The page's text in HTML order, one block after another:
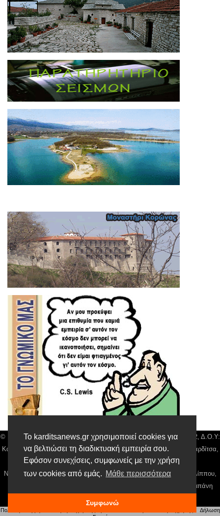
Το karditsanews.gr χρησιμοποιεί cookies για
να βελτιώσει τη διαδικτυακή εμπειρία σου.
Εφόσον συνεχίσεις, συμφωνείς με την χρήση
των cookies από εμάς. Μάθε περισσότερα
Συμφωνώ
© Karditsa News | Διακριτικός Τίτλος: Orion Media, ΑΦΜ: 043750542, Δ.Ο.Υ:
Καρδίτσας, Αρ. Γεμή: 018804431000, Δ/νση: Διάκου 10 τ.κ 43132 Καρδίτσα,
Τηλ: 24410 42500, email:news@karditsanews.gr.
Νόμιμος Εκπρόσωπος, Ιδιοκτήτης και Διαχειριστής: Παναγιώτης Φιλίππου,
Διευθύντρια: Γιαννουσά Βασιλική, Διευθύντιρα Σύνταξης: Μπαλαμπάνη
Πολιτική απορρήτου
Δήλωση